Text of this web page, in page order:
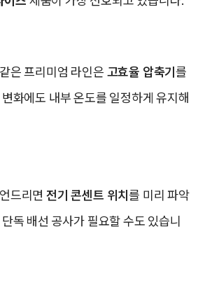
같은 프리미엄 라인은 고효율 압축기를
화에도 내부 온도를 일정하게 유지해
드리면전기 콘센트 위치를 미리 파악
독 배선 공사가 필요할 수도 있습니